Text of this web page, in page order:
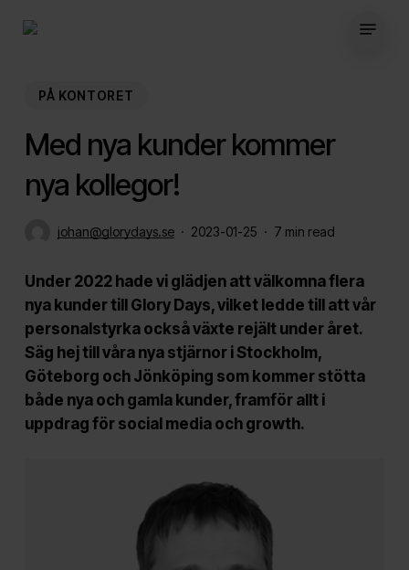
content
PÅ KONTORET
Med nya kunder kommer
nya kollegor!
johan@glorydays.se 2023-01-25 7 min read
Under 2022 hade vi glädjen att välkomna flera
nya kunder till Glory Days, vilket ledde till att vår
personalstyrka också växte rejält under året.
Säg hej till våra nya stjärnor i Stockholm,
Göteborg och Jönköping som kommer stötta
både nya och gamla kunder, framför allt i
uppdrag för social media och growth.